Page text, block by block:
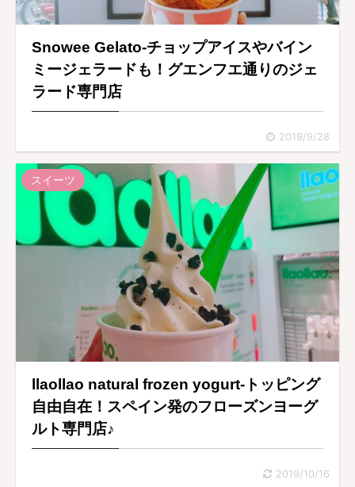
Snowee Gelato-チョップアイスやバイン
ミージェラードも！グエンフエ通りのジェ
ラード専門店
2019/9/28
スイーツ
llaollao natural frozen yogurt-トッピング
自由自在！スペイン発のフローズンヨーグ
ルト専門店♪
2019/10/16